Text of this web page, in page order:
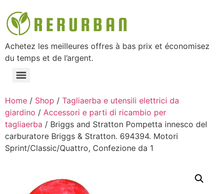
Achetez les meilleures offres à bas prix et économisez
du temps et de l’argent.
Home / Shop / Tagliaerba e utensili elettrici da
giardino / Accessori e parti di ricambio per
tagliaerba / Briggs and Stratton Pompetta innesco del
carburatore Briggs & Stratton. 694394. Motori
Sprint/Classic/Quattro, Confezione da 1